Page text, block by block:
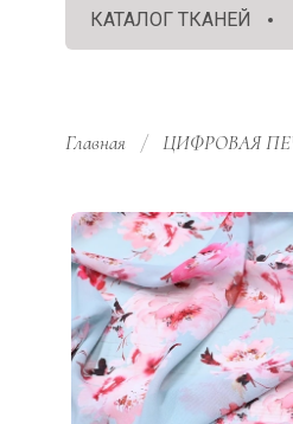
КАТАЛОГ ТКАНЕЙ
Главная / ЦИФРОВАЯ